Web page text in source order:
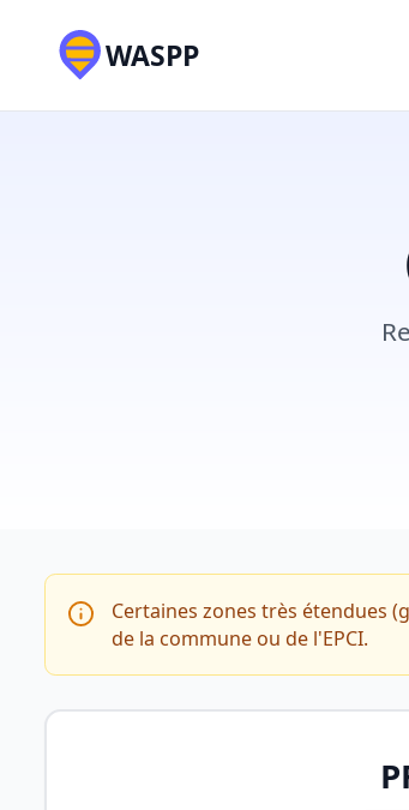
WASPP
Certaines zones très étendues
de la commune ou de l'EPCI.